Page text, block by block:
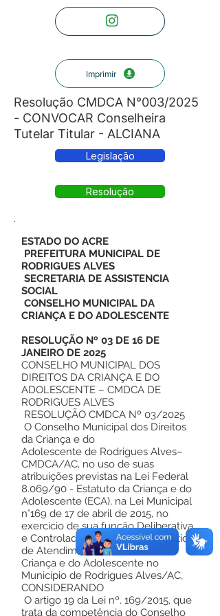
Imprimir
Resolução CMDCA N°003/2025
- CONVOCAR Conselheira
Tutelar Titular - ALCIANA
Legislação
Resolução
ESTADO DO ACRE
PREFEITURA MUNICIPAL DE
RODRIGUES ALVES
SECRETARIA DE ASSISTENCIA
SOCIAL
CONSELHO MUNICIPAL DA
CRIANÇA E DO ADOLESCENTE
RESOLUÇÃO Nº 03 DE 16 DE
JANEIRO DE 2025
CONSELHO MUNICIPAL DOS
DIREITOS DA CRIANÇA E DO
ADOLESCENTE – CMDCA DE
RODRIGUES ALVES
RESOLUÇÃO CMDCA Nº 03/2025
O Conselho Municipal dos Direitos
da Criança e do
Adolescente de Rodrigues Alves–
CMDCA/AC, no uso de suas
atribuições previstas na Lei Federal
8.069/90 - Estatuto da Criança e do
Adolescente (ECA), na Lei Municipal
n°169 de 17 de abril de 2015, no
exercício de sua função Deliberativa
e Controladora das ações da Política
de Atendimento dos Direitos da
Criança e do Adolescente no
Município de Rodrigues Alves/AC,
CONSIDERANDO
O artigo 19 da Lei nº. 169/2015, que
trata da competência do Conselho